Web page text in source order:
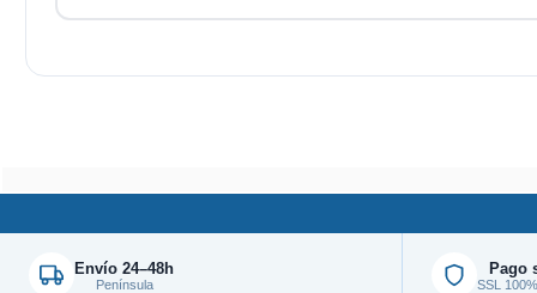
Envío 24–48h
Península
Pago
SSL